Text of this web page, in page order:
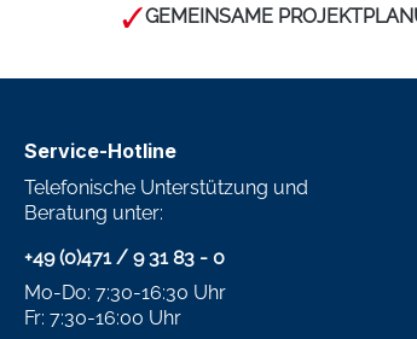
GEMEINSAME
Service-Hotline
Telefonische Unterstützung und
Beratung unter:
+49 (0)471 / 9 31 83 - 0
Mo-Do: 7:30-16:30 Uhr
Fr: 7:30-16:00 Uhr